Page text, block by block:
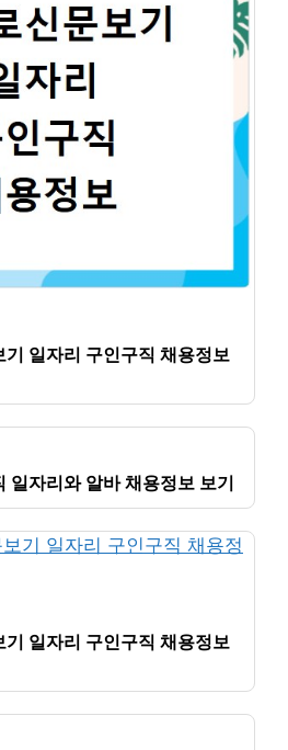
일자리 구인구직 채용정보
일자리와 알바 채용정보 보기
일자리 구인구직 채용정보